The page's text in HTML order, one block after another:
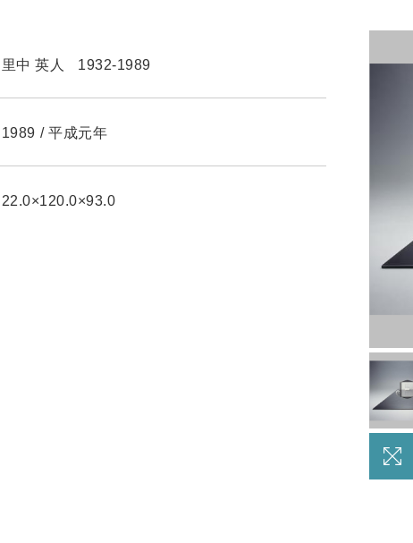
里中 英人 1932-1989
1989 / 平成元年
22.0×120.0×93.0